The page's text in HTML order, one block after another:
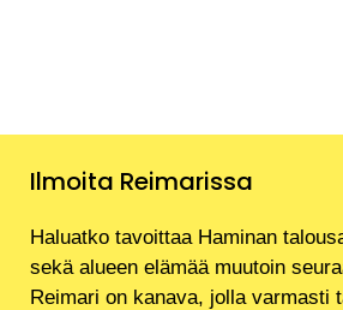
Ilmoita Reimarissa
Haluatko tavoittaa Haminan
sekä alueen elämää muutoin
Reimari on kanava, jolla varmasti